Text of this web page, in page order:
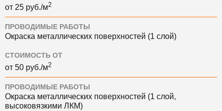
от 25 руб./м2
ПРОВОДИМЫЕ РАБОТЫ
Окраска металлических поверхностей (1 слой)
СТОИМОСТЬ ОТ
от 50 руб./м2
ПРОВОДИМЫЕ РАБОТЫ
Окраска металлических поверхностей (1 слой,
высоковязкими ЛКМ)